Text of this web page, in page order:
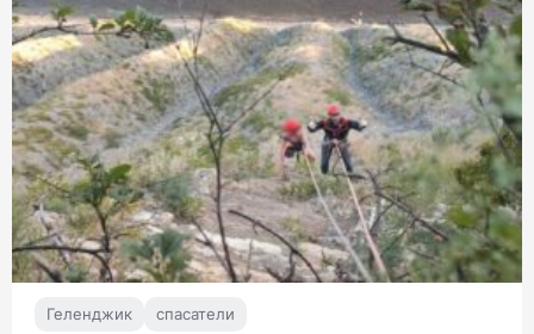
Геленджик спасатели